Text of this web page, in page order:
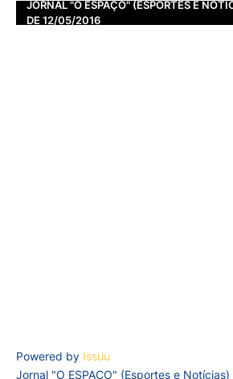
JORNAL "O ESPAÇO" (ESPORTES E
DE 12/05/2016
Powered by Issuu
Jornal "O ESPAÇO" (Esportes e